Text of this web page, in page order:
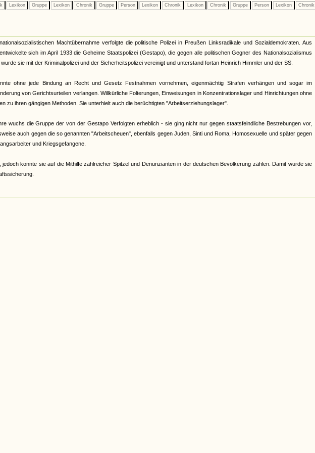
Lexikon Gruppe Lexikon Chronik Gruppe Person Lexikon Chronik Lexikon Chronik Gruppe Person Lexikon Chronik
Machtübernahme verfolgte die politische Polizei in Preußen Linksradikale und Sozialdemokraten. Aus
sich im April 1933 die Geheime Staatspolizei (Gestapo), die gegen alle politischen Gegner des Nationalsozialismus
sie mit der Kriminalpolizei und der Sicherheitspolizei vereinigt und unterstand fortan Heinrich Himmler und der SS.
ohne jede Bindung an Recht und Gesetz Festnahmen vornehmen, eigenmächtig Strafen verhängen und sogar im
von Gerichtsurteilen verlangen. Willkürliche Folterungen, Einweisungen in Konzentrationslager und Hinrichtungen ohne
zu ihren gängigen Methoden. Sie unterhielt auch die berüchtigten "Arbeitserziehungslager".
wuchs die Gruppe der von der Gestapo Verfolgten erheblich - sie ging nicht nur gegen staatsfeindliche Bestrebungen vor,
auch gegen die so genannten "Arbeitscheuen", ebenfalls gegen Juden, Sinti und Roma, Homosexuelle und später gegen
und Kriegsgefangene.
konnte sie auf die Mithilfe zahlreicher Spitzel und Denunzianten in der deutschen Bevölkerung zählen. Damit wurde sie